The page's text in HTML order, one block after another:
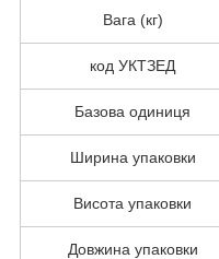
Вага (кг)
код УКТЗЕД
Базова одиниця
Ширина упаковки
Висота упаковки
Довжина упаковки